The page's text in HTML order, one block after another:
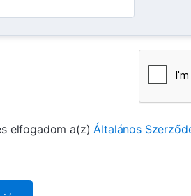
elfogadom a(z)Általános